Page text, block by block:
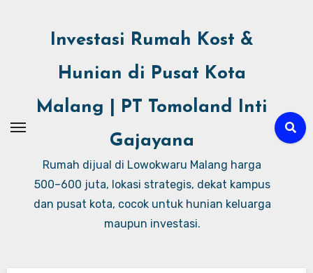
Investasi Rumah Kost &
Hunian di Pusat Kota
Malang | PT Tomoland Inti
Gajayana
Rumah dijual di Lowokwaru Malang harga
500–600 juta, lokasi strategis, dekat kampus
dan pusat kota, cocok untuk hunian keluarga
maupun investasi.